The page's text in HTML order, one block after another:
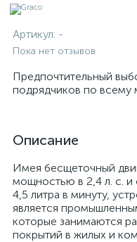
Артикул: -
Пока нет отзывов
Предпочтительный
подрядчиков по всему
Описание
Имея бесщеточный
мощностью в 2,4 л. с. и
4,5 литра в минуту,
является
которые занимаются
покрытий в жилых и